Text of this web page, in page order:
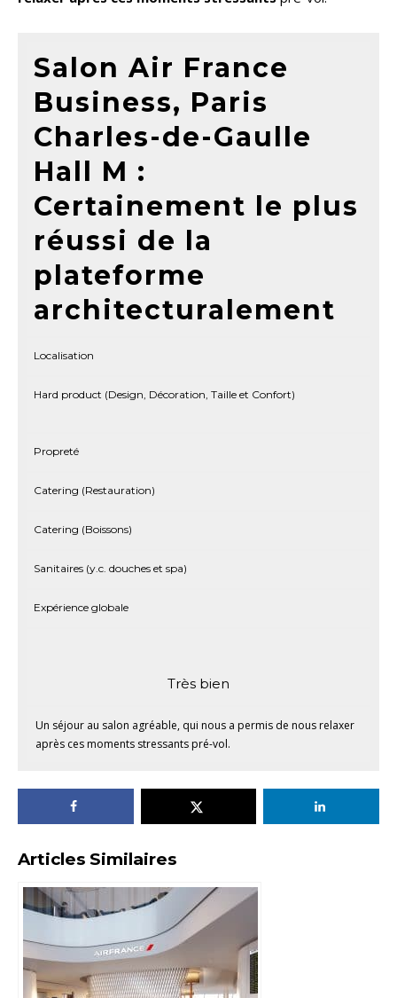
Salon Air France
Business, Paris
Charles-de-Gaulle
Hall M :
Certainement le plus
réussi de la
plateforme
architecturalement
Localisation
Hard product (Design, Décoration, Taille et Confort)
Propreté
Catering (Restauration)
Catering (Boissons)
Sanitaires (y.c. douches et spa)
Expérience globale
Très bien
Un séjour au salon agréable, qui nous a permis de nous relaxer
après ces moments stressants pré-vol.
Articles Similaires